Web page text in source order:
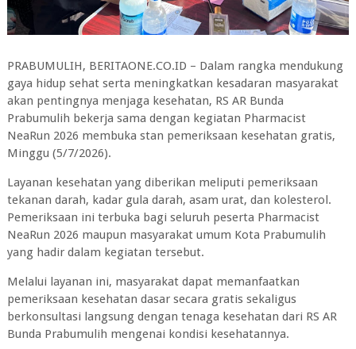
PRABUMULIH, BERITAONE.CO.ID – Dalam rangka mendukung
gaya hidup sehat serta meningkatkan kesadaran masyarakat
akan pentingnya menjaga kesehatan, RS AR Bunda
Prabumulih bekerja sama dengan kegiatan Pharmacist
NeaRun 2026 membuka stan pemeriksaan kesehatan gratis,
Minggu (5/7/2026).
Layanan kesehatan yang diberikan meliputi pemeriksaan
tekanan darah, kadar gula darah, asam urat, dan kolesterol.
Pemeriksaan ini terbuka bagi seluruh peserta Pharmacist
NeaRun 2026 maupun masyarakat umum Kota Prabumulih
yang hadir dalam kegiatan tersebut.
Melalui layanan ini, masyarakat dapat memanfaatkan
pemeriksaan kesehatan dasar secara gratis sekaligus
berkonsultasi langsung dengan tenaga kesehatan dari RS AR
Bunda Prabumulih mengenai kondisi kesehatannya.